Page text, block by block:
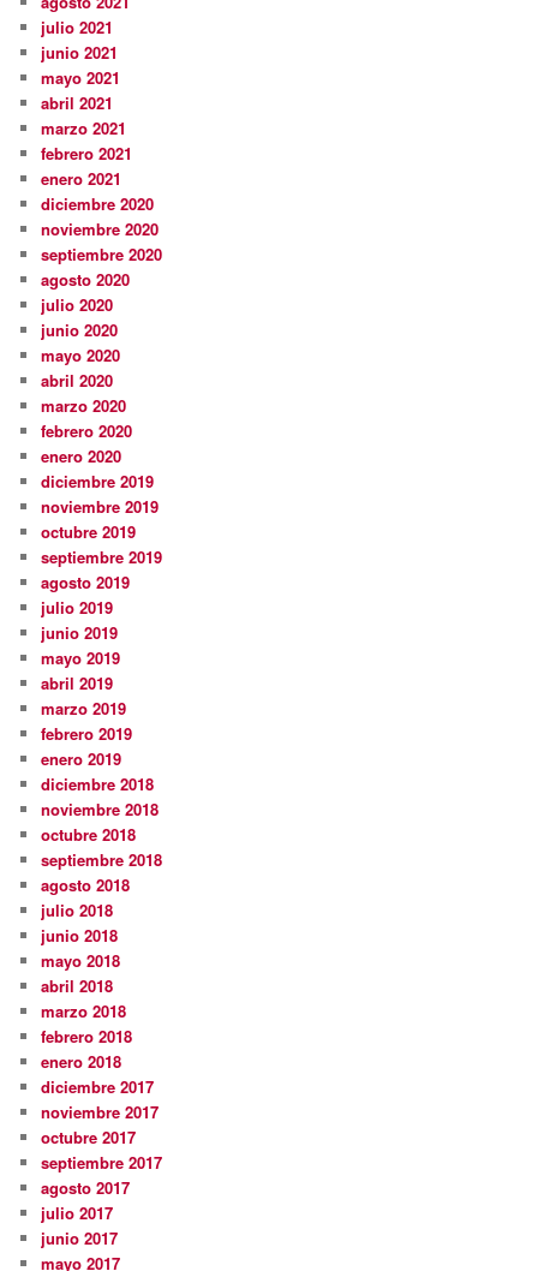
julio 2021
junio 2021
mayo 2021
abril 2021
marzo 2021
febrero 2021
enero 2021
diciembre 2020
noviembre 2020
septiembre 2020
agosto 2020
julio 2020
junio 2020
mayo 2020
abril 2020
marzo 2020
febrero 2020
enero 2020
diciembre 2019
noviembre 2019
octubre 2019
septiembre 2019
agosto 2019
julio 2019
junio 2019
mayo 2019
abril 2019
marzo 2019
febrero 2019
enero 2019
diciembre 2018
noviembre 2018
octubre 2018
septiembre 2018
agosto 2018
julio 2018
junio 2018
mayo 2018
abril 2018
marzo 2018
febrero 2018
enero 2018
diciembre 2017
noviembre 2017
octubre 2017
septiembre 2017
agosto 2017
julio 2017
junio 2017
mayo 2017